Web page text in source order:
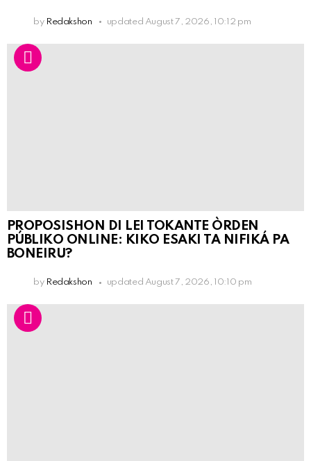
by Redakshon updated August 7, 2026, 10:12 pm
PROPOSISHON DI LEI TOKANTE ÒRDEN
PÚBLIKO ONLINE: KIKO ESAKI TA NIFIKÁ PA
BONEIRU?
by Redakshon updated August 7, 2026, 10:10 pm